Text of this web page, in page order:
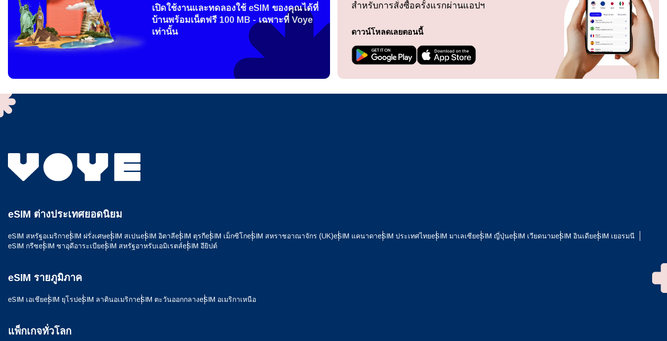
ฉันจะรับ eSIM ได้อย่างไร?
เปิดใช้งานและทดลองใช้ eSIM ของคุณได้ที่
บ้านพร้อมเน็ตฟรี 100 MB - เฉพาะที่ Voye
เท่านั้น
สำหรับการสั่งซื้อครั้งแรกผ่านแอปฯ
ดาวน์โหลดเลยตอนนี้
eSIM ต่างประเทศยอดนิยม
eSIM สหรัฐอเมริกาeSIM ฝรั่งเศษeSIM สเปนeSIM อิตาลีeSIM ตุรกีeSIM เม็กซิโกeSIM สหราชอาณาจักร (UK)eSIM แคนาดาeSIM ประเทศไทยeSIM มาเลเซียeSIM ญี่ปุ่นeSIM เวียดนามeSIM อินเดียeSIM เยอรมนี
eSIM กรีซeSIM ซาอุดีอาระเบียeSIM สหรัฐอาหรับเอมิเรตส์eSIM อียิปต์
eSIM รายภูมิภาค
eSIM เอเชียeSIM ยุโรปeSIM ลาตินอเมริกาeSIM ตะวันออกกลางeSIM อเมริกาเหนือ
แพ็กเกจทั่วโลก